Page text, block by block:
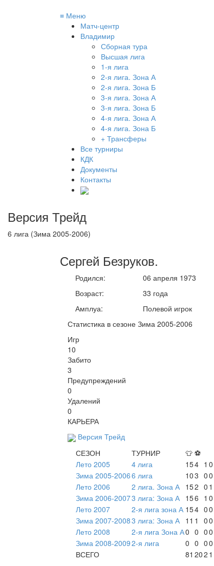
≡ Меню
Матч-центр
Владимир
Сборная тура
Высшая лига
1-я лига
2-я лига. Зона А
2-я лига. Зона Б
3-я лига. Зона А
3-я лига. Зона Б
4-я лига. Зона А
4-я лига. Зона Б
+ Трансферы
Все турниры
КДК
Документы
Контакты
Версия Трейд
6 лига (Зима 2005-2006)
Сергей Безруков.
Родился:
Возраст:
Амплуа:
06 апреля 1973
33 года
Полевой игрок
Статистика в сезоне Зима 2005-2006
Игр
10
Забито
3
Предупреждений
0
Удалений
0
КАРЬЕРА
Версия Трейд
СЕЗОН
ТУРНИР 👕 ⚽
Лето 2005
4 лига 154 1 0
Зима 2005-20066 лига 103 00
Лето 2006
2 лига. Зона А 152 0 1
Зима 2006-20073 лига: Зона А 156 1 0
Лето 2007
2-я лига зона А 154 00
Зима 2007-20083 лига: Зона А 11 1 00
Лето 2008
2-я лига Зона А0 0 00
Зима 2008-20092-я лига 0 0 00
ВСЕГО
81 202 1